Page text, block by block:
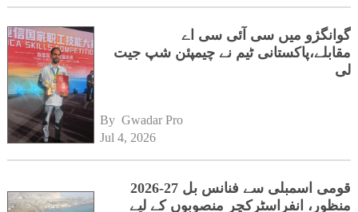
گوانگژو میں سی آئی سی اے
مقابلے،پاکستانی ٹیم نے چیمپئن شپ جیت
لی
By Gwadar Pro
Jul 4, 2026
قومی اسمبلی سے فنانس بل 27-2026
منظور، انفراسٹرکچر منصوبوں کے لیے